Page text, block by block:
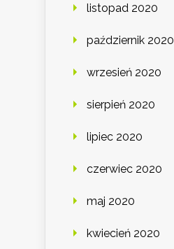
listopad 2020
październik 2020
wrzesień 2020
sierpień 2020
lipiec 2020
czerwiec 2020
maj 2020
kwiecień 2020